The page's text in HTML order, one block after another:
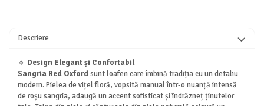
Descriere
🔹 Design Elegant și Confortabil
Sangria Red Oxford sunt loaferi care îmbină tradiția cu un detaliu
modern. Pielea de vițel floră, vopsită manual într-o nuanță intensă
de roșu sangria, adaugă un accent sofisticat și îndrăzneț ținutelor